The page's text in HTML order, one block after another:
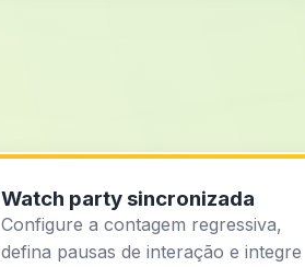
Watch party sincronizada
Configure a contagem regressiva,
defina pausas de interação e integre